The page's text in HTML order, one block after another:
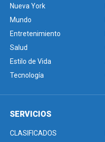
Nueva York
Mundo
Entretenimiento
Salud
Estilo de Vida
Tecnología
SERVICIOS
CLASIFICADOS